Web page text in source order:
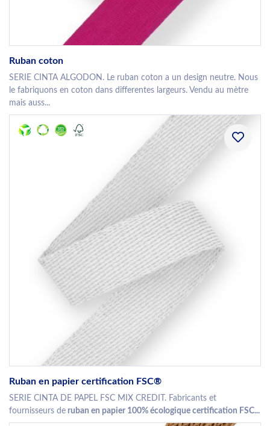
Ruban coton
SERIE CINTA ALGODON. Le ruban coton a un design neutre. Nous
le fabriquons en coton dans differentes largeurs. Vendu au mètre
mais auss...
Ruban en papier certification FSC®
SERIE CINTA DE PAPEL FSC MIX CREDIT. Fabricants et
fournisseurs de ruban en papier 100% écologique certification FSC...